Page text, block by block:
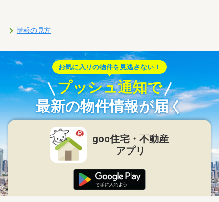
情報の見方
お気に入りの物件を見逃さない！
プッシュ通知で
最新の物件情報が届く
goo住宅・不動産
アプリ